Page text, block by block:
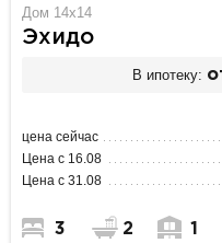
Дом 14x14
Эхидо
В ипотеку:
цена сейчас
Цена с 16.08
Цена с 31.08
3 2 1